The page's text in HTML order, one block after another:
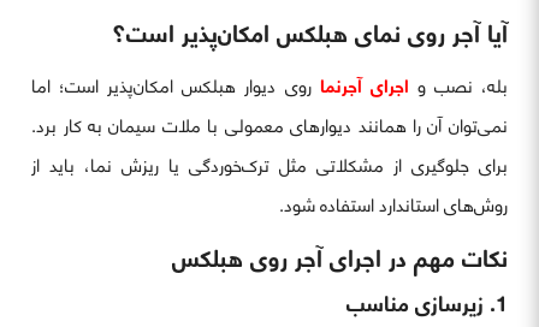
آیا آجر روی نمای هبلکس امکان‌پذیر است؟
بله، نصب و اجرای آجرنما روی دیوار هبلکس امکان‌پذیر است؛ اما
نمی‌توان آن را همانند دیوارهای معمولی با ملات سیمان به کار برد.
برای جلوگیری از مشکلاتی مثل ترک‌خوردگی یا ریزش نما، باید از
روش‌های استاندارد استفاده شود.
نکات مهم در اجرای آجر روی هبلکس
1. زیرسازی مناسب